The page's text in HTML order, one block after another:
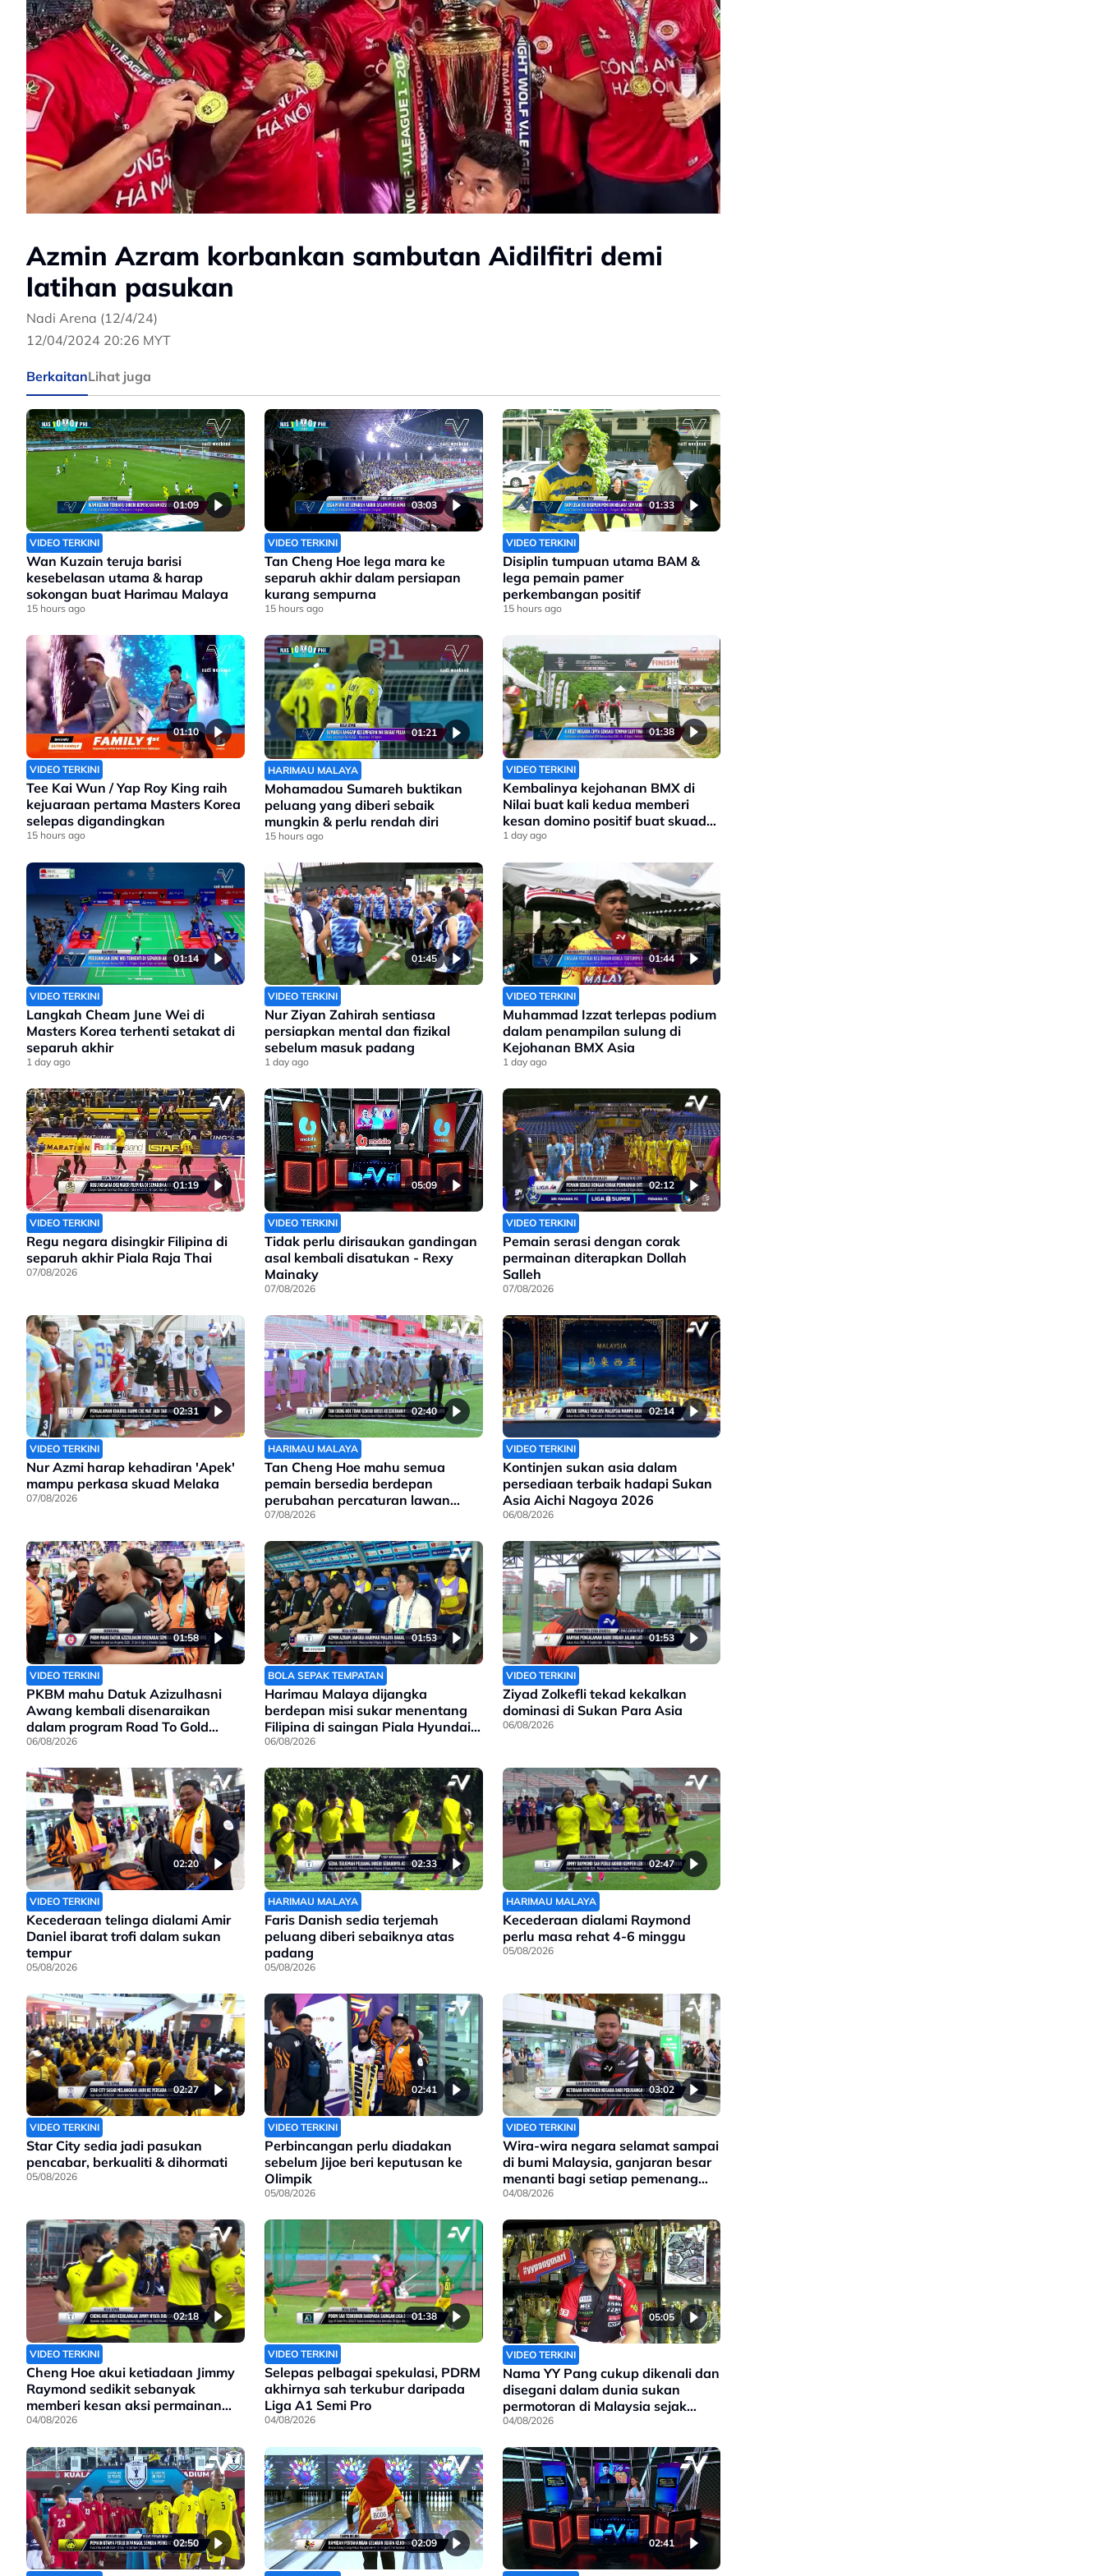
Azmin Azram korbankan sambutan Aidilfitri demi
latihan pasukan
Nadi Arena (12/4/24)
12/04/2024 20:26 MYT
BerkaitanLihat juga
01:09
VIDEO TERKINI
Wan Kuzain teruja barisi
kesebelasan utama & harap
sokongan buat Harimau Malaya
15 hours ago
03:03
VIDEO TERKINI
Tan Cheng Hoe lega mara ke
separuh akhir dalam persiapan
kurang sempurna
15 hours ago
01:33
VIDEO TERKINI
Disiplin tumpuan utama BAM &
lega pemain pamer
perkembangan positif
15 hours ago
01:10
VIDEO TERKINI
Tee Kai Wun / Yap Roy King raih
kejuaraan pertama Masters Korea
selepas digandingkan
15 hours ago
01:21
HARIMAU MALAYA
Mohamadou Sumareh buktikan
peluang yang diberi sebaik
mungkin & perlu rendah diri
15 hours ago
01:38
VIDEO TERKINI
Kembalinya kejohanan BMX di
Nilai buat kali kedua memberi
kesan domino positif buat skuad
negara
1 day ago
01:14
VIDEO TERKINI
Langkah Cheam June Wei di
Masters Korea terhenti setakat di
separuh akhir
1 day ago
01:45
VIDEO TERKINI
Nur Ziyan Zahirah sentiasa
persiapkan mental dan fizikal
sebelum masuk padang
1 day ago
01:44
VIDEO TERKINI
Muhammad Izzat terlepas podium
dalam penampilan sulung di
Kejohanan BMX Asia
1 day ago
01:19
VIDEO TERKINI
Regu negara disingkir Filipina di
separuh akhir Piala Raja Thai
07/08/2026
05:09
VIDEO TERKINI
Tidak perlu dirisaukan gandingan
asal kembali disatukan - Rexy
Mainaky
07/08/2026
02:12
VIDEO TERKINI
Pemain serasi dengan corak
permainan diterapkan Dollah
Salleh
07/08/2026
02:31
VIDEO TERKINI
Nur Azmi harap kehadiran 'Apek'
mampu perkasa skuad Melaka
07/08/2026
02:40
HARIMAU MALAYA
Tan Cheng Hoe mahu semua
pemain bersedia berdepan
perubahan percaturan lawan
Filipina
07/08/2026
02:14
VIDEO TERKINI
Kontinjen sukan asia dalam
persediaan terbaik hadapi Sukan
Asia Aichi Nagoya 2026
06/08/2026
01:58
VIDEO TERKINI
PKBM mahu Datuk Azizulhasni
Awang kembali disenaraikan
dalam program Road To Gold
Olimpik 2028
06/08/2026
01:53
BOLA SEPAK TEMPATAN
Harimau Malaya dijangka
berdepan misi sukar menentang
Filipina di saingan Piala Hyundai
Asean
06/08/2026
01:53
VIDEO TERKINI
Ziyad Zolkefli tekad kekalkan
dominasi di Sukan Para Asia
06/08/2026
02:20
VIDEO TERKINI
Kecederaan telinga dialami Amir
Daniel ibarat trofi dalam sukan
tempur
05/08/2026
02:33
HARIMAU MALAYA
Faris Danish sedia terjemah
peluang diberi sebaiknya atas
padang
05/08/2026
02:47
HARIMAU MALAYA
Kecederaan dialami Raymond
perlu masa rehat 4-6 minggu
05/08/2026
02:27
VIDEO TERKINI
Star City sedia jadi pasukan
pencabar, berkualiti & dihormati
05/08/2026
02:41
VIDEO TERKINI
Perbincangan perlu diadakan
sebelum Jijoe beri keputusan ke
Olimpik
05/08/2026
03:02
VIDEO TERKINI
Wira-wira negara selamat sampai
di bumi Malaysia, ganjaran besar
menanti bagi setiap pemenang
pingat di Sukan Komanwel 2026
04/08/2026
02:18
VIDEO TERKINI
Cheng Hoe akui ketiadaan Jimmy
Raymond sedikit sebanyak
memberi kesan aksi permainan
Harimau Malaya
04/08/2026
01:38
VIDEO TERKINI
Selepas pelbagai spekulasi, PDRM
akhirnya sah terkubur daripada
Liga A1 Semi Pro
04/08/2026
05:05
VIDEO TERKINI
Nama YY Pang cukup dikenali dan
disegani dalam dunia sukan
permotoran di Malaysia sejak
90an, dan kini anak kepada
yang telah ditinggalkan
04/08/2026
02:50 02:09 02:41